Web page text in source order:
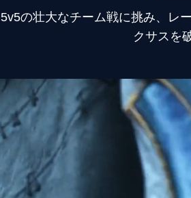
5v5の壮大なチーム戦に挑み、レ
クサスを